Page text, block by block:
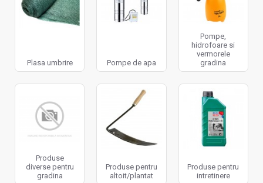
Plasa umbrire Pompe de apa
Pompe,
hidrofoare si
vermorele
gradina
Produse
diverse pentru
gradina
Produse pentru
altoit/plantat
Produse pentru
intretinere